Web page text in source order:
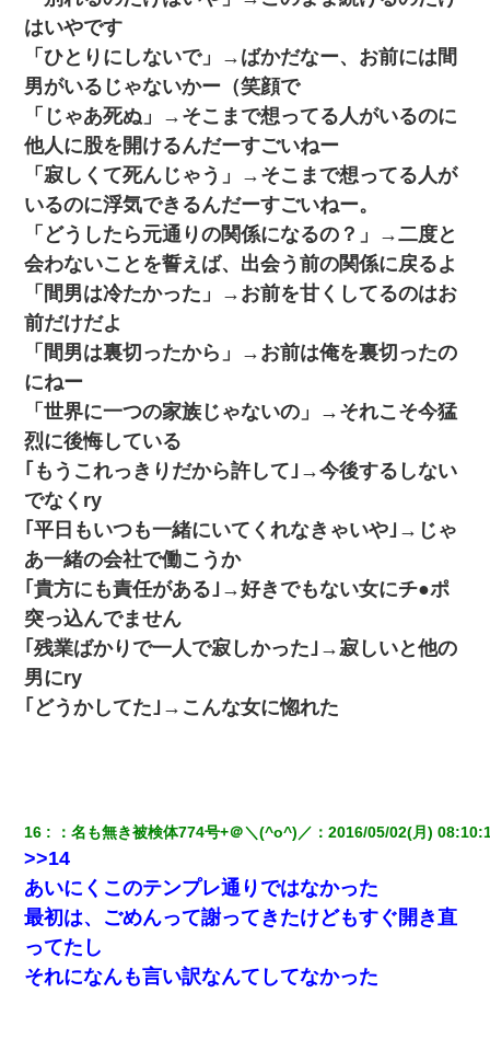
はいやです
「ひとりにしないで」→ばかだなー、お前には間
男がいるじゃないかー（笑顔で
「じゃあ死ぬ」→そこまで想ってる人がいるのに
他人に股を開けるんだーすごいねー
「寂しくて死んじゃう」→そこまで想ってる人が
いるのに浮気できるんだーすごいねー。
「どうしたら元通りの関係になるの？」→二度と
会わないことを誓えば、出会う前の関係に戻るよ
「間男は冷たかった」→お前を甘くしてるのはお
前だけだよ
「間男は裏切ったから」→お前は俺を裏切ったの
にねー
「世界に一つの家族じゃないの」→それこそ今猛
烈に後悔している
｢もうこれっきりだから許して｣→今後するしない
でなくry
｢平日もいつも一緒にいてくれなきゃいや｣→じゃ
あ一緒の会社で働こうか
｢貴方にも責任がある｣→好きでもない女にチ●ポ
突っ込んでません
｢残業ばかりで一人で寂しかった｣→寂しいと他の
男にry
｢どうかしてた｣→こんな女に惚れた
16 ：名も無き被検体774号+＠＼(^o^)／ ：2016/05/02(月)
>>14
あいにくこのテンプレ通りではなかった
最初は、ごめんって謝ってきたけどもすぐ開き直
ってたし
それになんも言い訳なんてしてなかった